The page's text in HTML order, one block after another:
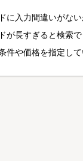
に入力間違いがない
が長すぎると検索
件や価格を指定し